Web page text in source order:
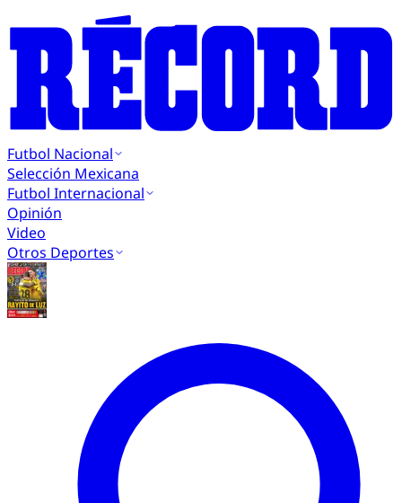
Futbol Nacional
Selección Mexicana
Futbol Internacional
Opinión
Video
Otros Deportes